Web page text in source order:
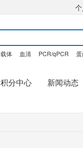
载体 血清 PCR/qPCR 蛋
积分中心 新闻动态